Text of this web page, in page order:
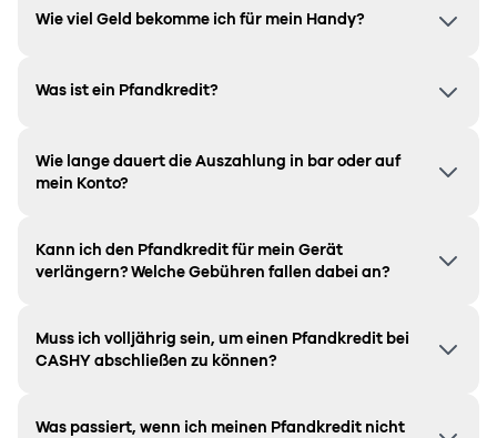
Wie viel Geld bekomme ich für mein Handy?
Was ist ein Pfandkredit?
Wie lange dauert die Auszahlung in bar oder auf
mein Konto?
Kann ich den Pfandkredit für mein Gerät
verlängern? Welche Gebühren fallen dabei an?
Muss ich volljährig sein, um einen Pfandkredit bei
CASHY abschließen zu können?
Was passiert, wenn ich meinen Pfandkredit nicht